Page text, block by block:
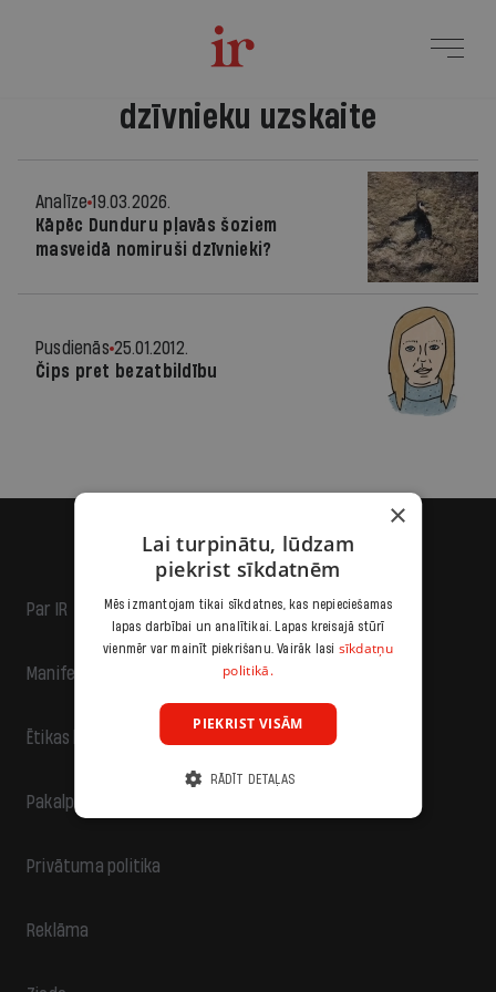
dzīvnieku uzskaite
Analīze 19.03.2026.
Kāpēc Dunduru pļavās šoziem
masveidā nomiruši dzīvnieki?
Pusdienās 25.01.2012.
Čips pret bezatbildību
Par IR
Manifests
Ētikas kodekss
Pakalpojumu sniegšanas noteikumi
Privātuma politika
Reklāma
×
Lai turpinātu, lūdzam
piekrist sīkdatnēm
Mēs izmantojam tikai sīkdatnes, kas nepieciešamas
lapas darbībai un analītikai. Lapas kreisajā stūrī
vienmēr var mainīt piekrišanu. Vairāk lasi sīkdatņu
politikā.
PIEKRIST VISĀM
RĀDĪT DETAĻAS